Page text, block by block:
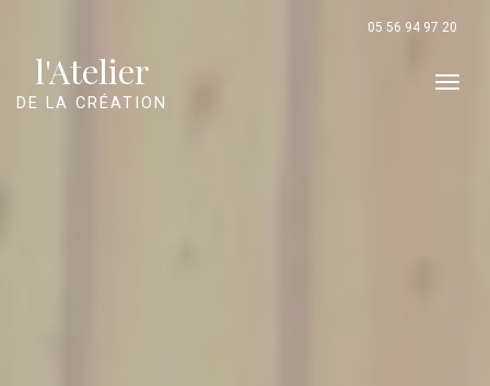
05 56 94 97 20
l'Atelier
DE LA CRÉATION